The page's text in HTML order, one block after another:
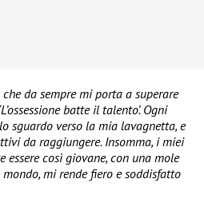
da sempre mi porta a superare
batte il talento’. Ogni
sguardo verso la mia lavagnetta, e
da raggiungere. Insomma, i miei
essere così giovane, con una mole
mi rende fiero e soddisfatto